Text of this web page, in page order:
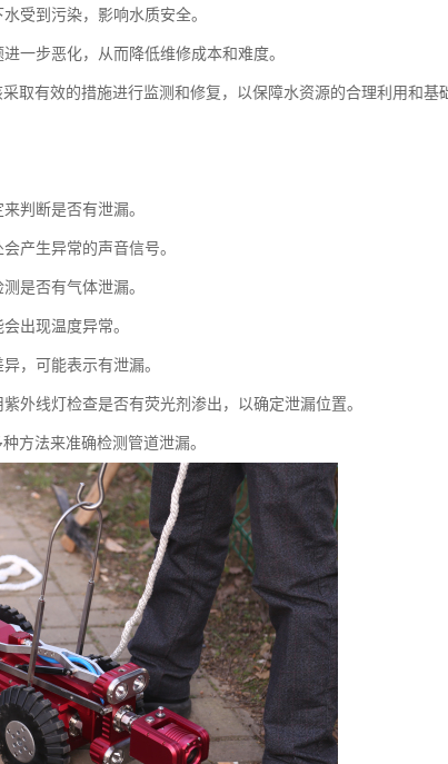
受到污染，影响水质安全。
一步恶化，从而降低维修成本和难度。
取有效的措施进行监测和修复，以保障水资源的合理利用和基
判断是否有泄漏。
产生异常的声音信号。
是否有气体泄漏。
出现温度异常。
，可能表示有泄漏。
外线灯检查是否有荧光剂渗出，以确定泄漏位置。
方法来准确检测管道泄漏。